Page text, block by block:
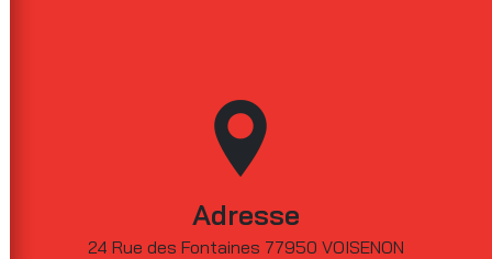
Adresse
24 Rue des Fontaines 77950 VOISENON